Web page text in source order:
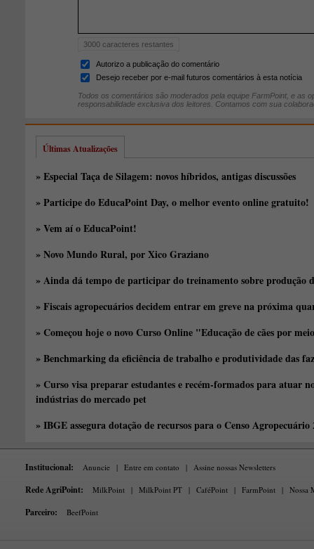
3000 caracteres restantes
Autorizo a publicação do comentário
Desejo receber por e-mail futuros comentários à esta notícia
Todos os comentários são moderados pela equipe FarmPoint, e as
responsabilidade exclusiva dos leitores. Contamos com sua
Últimas Atualizações
» Especial Taça de Silagem: novos híbridos, antigas discussões
» Participe do EducaPoint Day, o melhor evento online gratuito!
» Vem aí o EducaPoint!
» Novo Mundo Rural, por Xico Graziano
» Ainda dá tempo de participar do treinamento sobre produção
» Fiscais agropecuários decidem entrar em greve na próxima
» Começou hoje o novo Curso Online "Educação de cães por
» Benchmarking da eficiência de trabalho e produtividade das
» Curso visa preparar estudantes e recém-formados para atuar
indústrias do mercado pet
» IBGE assegura dotação de recursos para o Censo Agropecuário
Institucional: Anuncie | Entre em contato | Assine nossas Newsletters
Rede AgriPoint: MilkPoint | MilkPoint PT | CaféPoint | FarmPoint | Nossa
Parceiro: BeefPoint